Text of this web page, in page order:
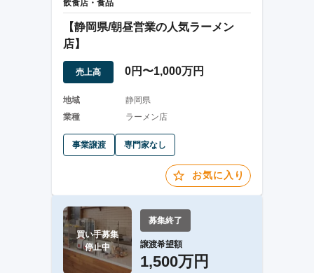
飲食店・食品
【静岡県/朝昼営業の人気ラーメン
店】
売上高 0円〜1,000万円
地域
静岡県
業種
ラーメン店
事業譲渡 専門家なし
お気に入り
買い手募集
停止中
募集終了
譲渡希望額
1,500万円